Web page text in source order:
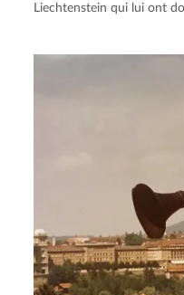
Liechtenstein qui lui ont